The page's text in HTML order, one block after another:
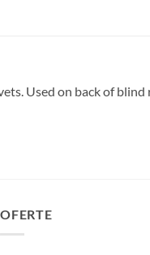
Used on back of
OFERTE